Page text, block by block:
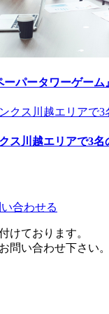
ーパータワーゲーム
ス川越エリアで3
合わせる
けております。
問い合わせ下さい。